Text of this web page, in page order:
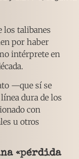
los talibanes
por haber
intérprete en
—que sí se
dura de los
con
u otros
«pérdida